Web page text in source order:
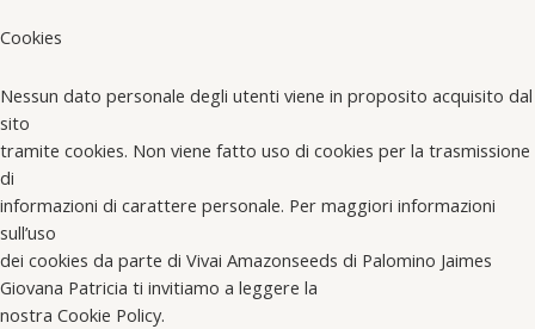
Cookies
Nessun dato personale degli utenti viene in proposito acquisito dal
sito
tramite cookies. Non viene fatto uso di cookies per la trasmissione
di
informazioni di carattere personale. Per maggiori informazioni
sull’uso
dei cookies da parte di Vivai Amazonseeds di Palomino Jaimes
Giovana Patricia ti invitiamo a leggere la
nostra Cookie Policy.